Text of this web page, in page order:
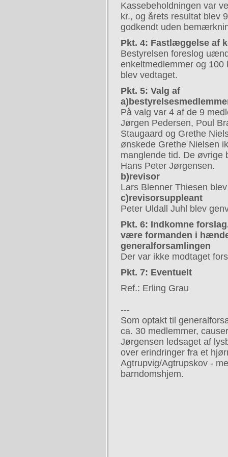
Kassebeholdningen var
kr., og årets resultat blev
godkendt uden
Pkt. 4: Fastlæggelse af
Bestyrelsen foreslog
enkeltmedlemmer og 100
blev vedtaget.
Pkt. 5: Valg af
På valg var 4 af de 9
Jørgen Pedersen, Poul
Staugaard og Grethe
ønskede Grethe Nielsen
manglende tid. De øvrige
Hans Peter Jørgensen.
b)revisor
Lars Blenner Thiesen
c)revisorsuppleant
Peter Uldall Juhl blev
Pkt. 6: Indkomne
være formanden i
generalforsamlingen
Der var ikke modtaget
Pkt. 7: Eventuelt
Ref.: Erling Grau
---
Som optakt til
ca. 30 medlemmer,
Jørgensen ledsaget af
over erindringer fra et
Agtrupvig/Agtrupskov -
barndomshjem.